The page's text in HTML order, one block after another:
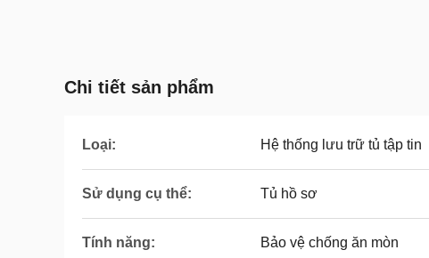
Chi tiết sản phẩm
Loại: Hệ thống lưu trữ tủ tập tin
Sử dụng cụ thể: Tủ hồ sơ
Tính năng: Bảo vệ chống ăn mòn